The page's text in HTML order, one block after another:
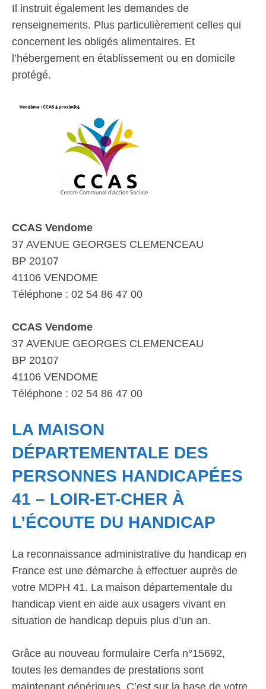
Il instruit également les demandes de
renseignements. Plus particulièrement celles qui
concernent les obligés alimentaires. Et
l’hébergement en établissement ou en domicile
protégé.
CCAS Vendome
37 AVENUE GEORGES CLEMENCEAU
BP 20107
41106 VENDOME
Téléphone : 02 54 86 47 00
CCAS Vendome
37 AVENUE GEORGES CLEMENCEAU
BP 20107
41106 VENDOME
Téléphone : 02 54 86 47 00
LA MAISON
DÉPARTEMENTALE DES
PERSONNES HANDICAPÉES
41 – LOIR-ET-CHER À
L’ÉCOUTE DU HANDICAP
La reconnaissance administrative du handicap en
France est une démarche à effectuer auprès de
votre MDPH 41. La maison départementale du
handicap vient en aide aux usagers vivant en
situation de handicap depuis plus d’un an.
Grâce au nouveau formulaire Cerfa n°15692,
toutes les demandes de prestations sont
maintenant génériques. C’est sur la base de votre